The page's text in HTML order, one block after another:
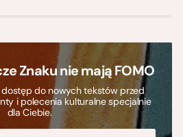
Znaku nie mają FOMO
dostęp do nowych tekstów przed
i polecenia kulturalne specjalnie
dla Ciebie.